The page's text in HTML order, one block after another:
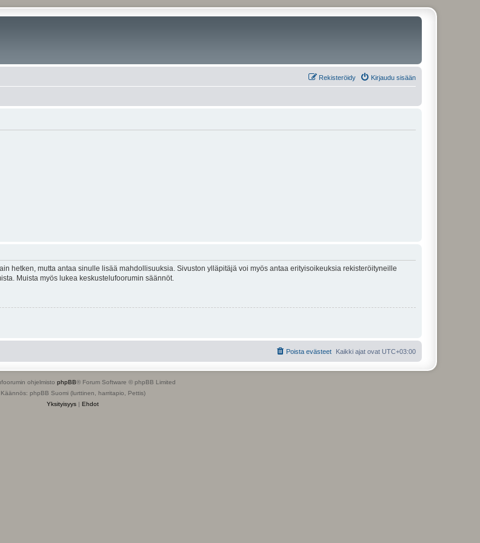
Kirjaudu sisään
Rekisteröidy
hetken, mutta antaa sinulle lisää mahdollisuuksia. Sivuston ylläpitäjä voi myös antaa erityisoikeuksia rekisteröityneille
Muista myös lukea keskustelufoorumin säännöt.
Kaikki ajat ovat UTC+03:00
Poista evästeet
ohjelmisto phpBB® Forum Software © phpBB Limited
Käännös: phpBB Suomi (lurttinen, harritapio, Pettis)
Yksityisyys | Ehdot